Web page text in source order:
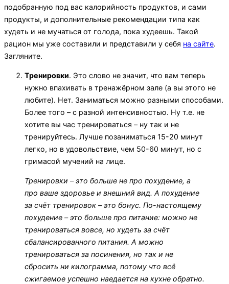
подобранную под вас калорийность продуктов, и сами
продукты, и дополнительные рекомендации типа как
худеть и не мучаться от голода, пока худеешь. Такой
рацион мы уже составили и представили у себя на сайте.
Загляните.
Тренировки. Это слово не значит, что вам теперь
нужно впахивать в тренажёрном зале (а вы этого не
любите). Нет. Заниматься можно разными способами.
Более того – с разной интенсивностью. Ну т.е. не
хотите вы час тренироваться – ну так и не
тренируйтесь. Лучше позаниматься 15-20 минут
легко, но в удовольствие, чем 50-60 минут, но с
гримасой мучений на лице.
Тренировки – это больше не про похудение, а
про ваше здоровье и внешний вид. А похудение
за счёт тренировок – это бонус. По-настоящему
похудение – это больше про питание: можно не
тренироваться вовсе, но худеть за счёт
сбалансированного питания. А можно
тренироваться за посинения, но так и не
сбросить ни килограмма, потому что всё
сжигаемое успешно наедается на кухне обратно.